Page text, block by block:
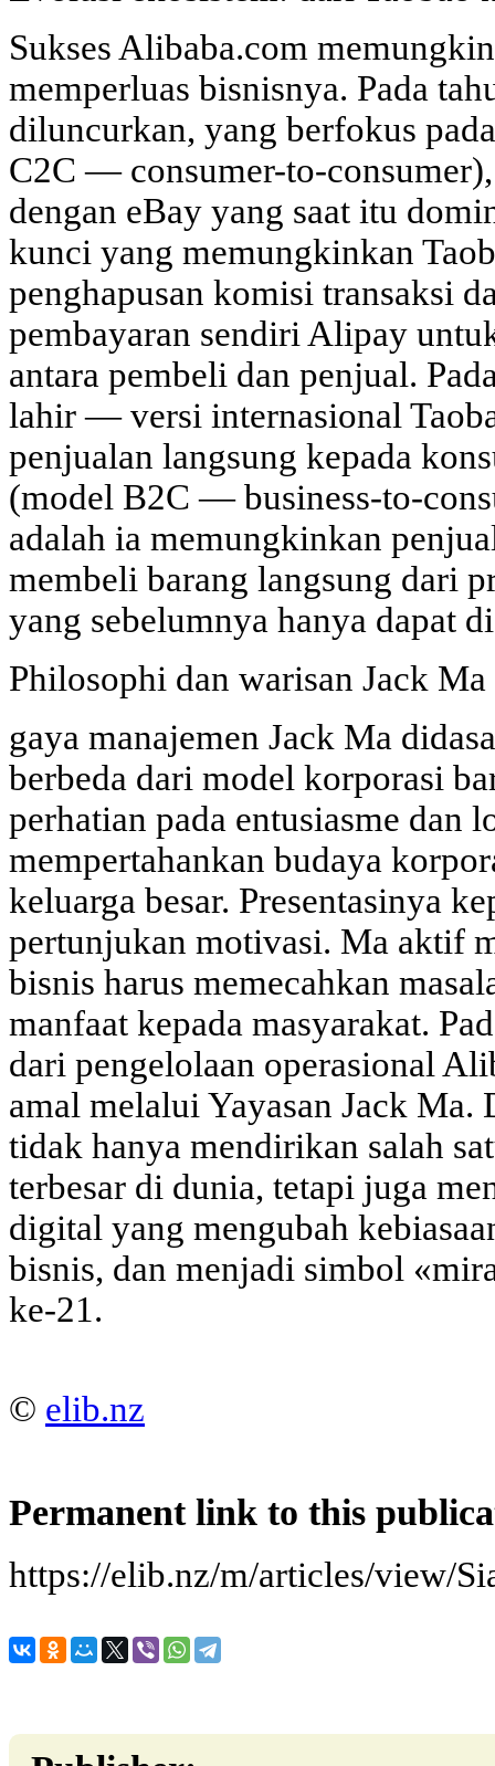
Sukses Alibaba.com
memperluas bisnisnya. Pada
diluncurkan, yang berfokus
C2C — consumer-to-
dengan eBay yang saat itu
kunci yang memungkinkan
penghapusan komisi transaksi
pembayaran sendiri Alipay
antara pembeli dan penjual.
lahir — versi internasional
penjualan langsung kepada
(model B2C — business-to-
adalah ia memungkinkan
membeli barang langsung dari
yang sebelumnya hanya dapat
Philosophi dan warisan Jack Ma
gaya manajemen Jack Ma
berbeda dari model korporasi
perhatian pada entusiasme dan
mempertahankan budaya
keluarga besar. Presentasinya
pertunjukan motivasi. Ma aktif
bisnis harus memecahkan
manfaat kepada masyarakat.
dari pengelolaan operasional
amal melalui Yayasan Jack Ma.
tidak hanya mendirikan salah
terbesar di dunia, tetapi juga
digital yang mengubah
bisnis, dan menjadi simbol
ke-21.
© elib.nz
Permanent link to this
https://elib.nz/m/articles/view/